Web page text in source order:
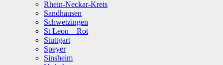
Rhein-Neckar-Kreis
Sandhausen
Schwetzingen
St Leon – Rot
Stuttgart
Speyer
Sinsheim